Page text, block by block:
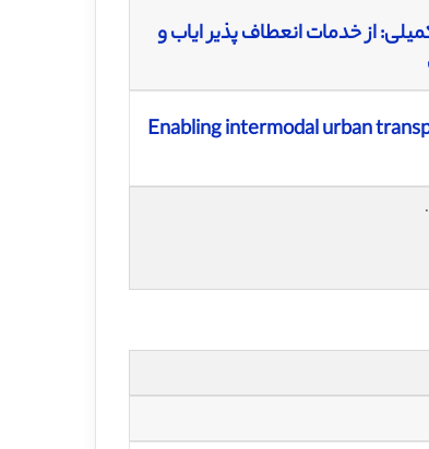
از خدمات انعطاف پذیر ایاب و
Enabling intermodal urban